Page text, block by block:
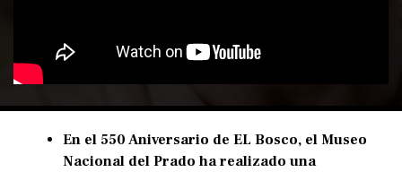
En el 550 Aniversario de EL Bosco, el Museo
Nacional del Prado ha realizado una